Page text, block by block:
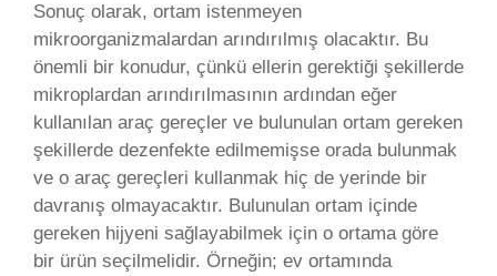
Sonuç olarak, ortam istenmeyen
mikroorganizmalardan arındırılmış olacaktır. Bu
önemli bir konudur, çünkü ellerin gerektiği şekillerde
mikroplardan arındırılmasının ardından eğer
kullanılan araç gereçler ve bulunulan ortam gereken
şekillerde dezenfekte edilmemişse orada bulunmak
ve o araç gereçleri kullanmak hiç de yerinde bir
davranış olmayacaktır. Bulunulan ortam içinde
gereken hijyeni sağlayabilmek için o ortama göre
bir ürün seçilmelidir. Örneğin; ev ortamında